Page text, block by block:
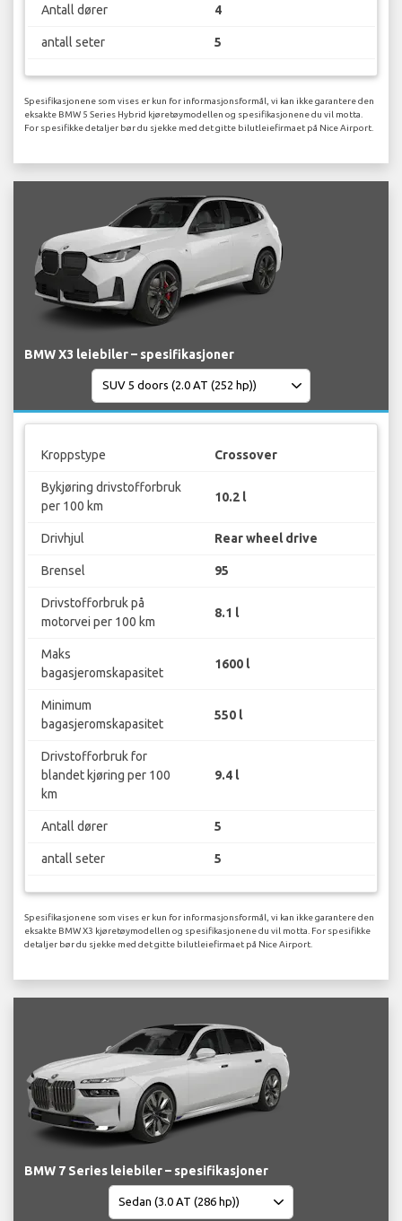
Antall dører 4
antall seter 5
Spesifikasjonene som vises er kun for informasjonsformål, vi kan ikke garantere den
eksakte BMW 5 Series Hybrid kjøretøymodellen og spesifikasjonene du vil motta.
For spesifikke detaljer bør du sjekke med det gitte bilutleiefirmaet på Nice Airport.
BMW X3 leiebiler – spesifikasjoner
Kroppstype Crossover
Bykjøring drivstofforbruk
per 100 km
10.2 l
Drivhjul Rear wheel drive
Brensel 95
Drivstofforbruk på
motorvei per 100 km
8.1 l
Maks
bagasjeromskapasitet
1600 l
Minimum
bagasjeromskapasitet
550 l
Drivstofforbruk for
blandet kjøring per 100
km
9.4 l
Antall dører 5
antall seter 5
Spesifikasjonene som vises er kun for informasjonsformål, vi kan ikke garantere den
eksakte BMW X3 kjøretøymodellen og spesifikasjonene du vil motta. For spesifikke
detaljer bør du sjekke med det gitte bilutleiefirmaet på Nice Airport.
BMW 7 Series leiebiler – spesifikasjoner